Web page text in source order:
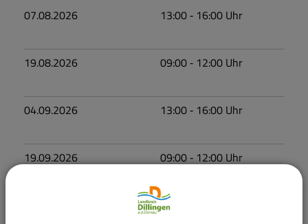
07.08.2026 13:00‐ 16:00 Uhr
19.08.2026 09:00‐ 12:00 Uhr
04.09.2026 13:00‐ 16:00 Uhr
19.09.2026 09:00‐ 12:00 Uhr
13:00